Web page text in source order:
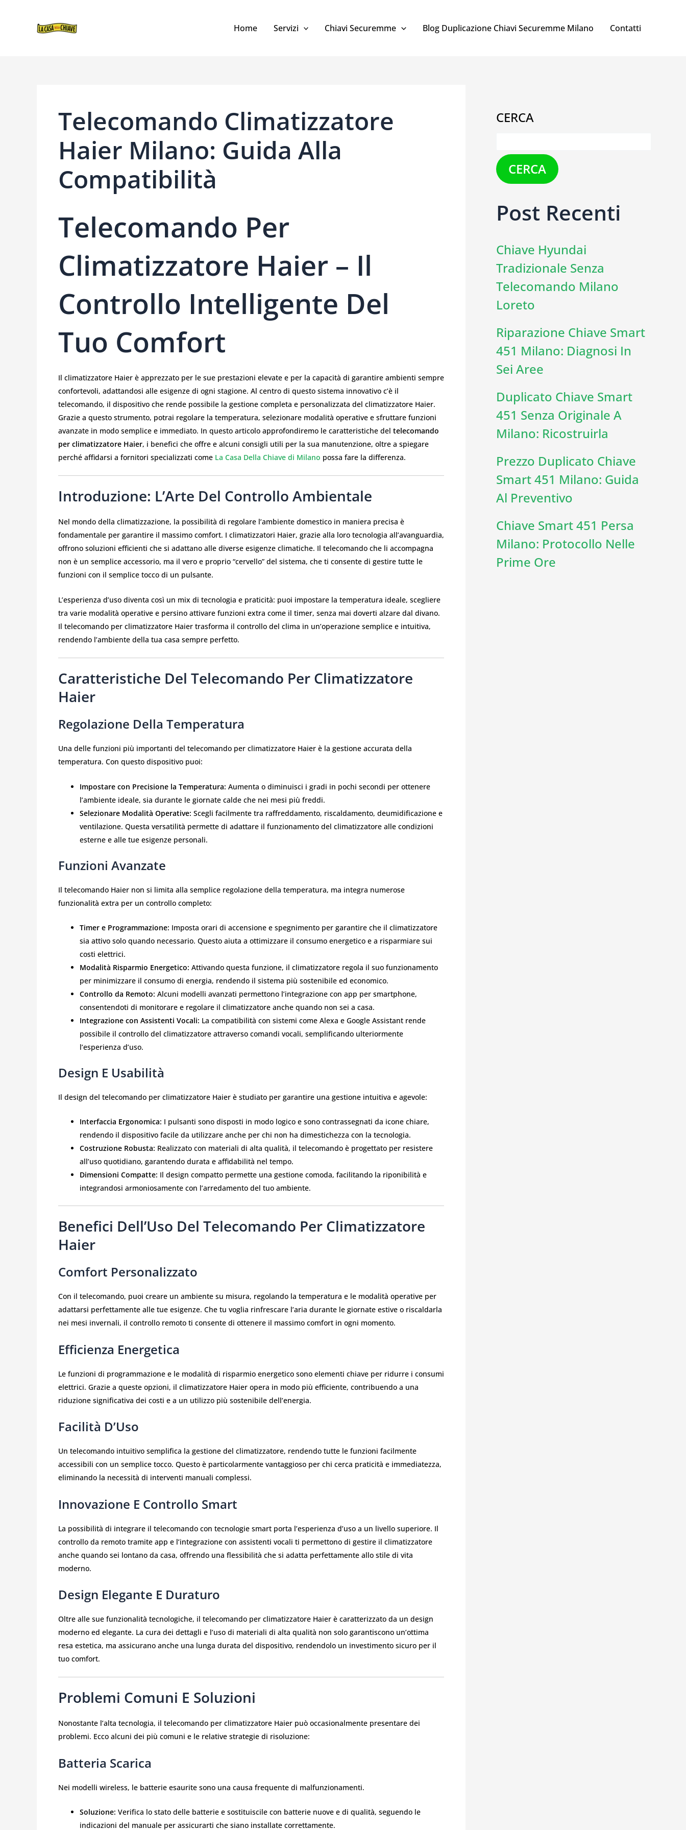
CONTENUTO
Home Servizi Chiavi Securemme Blog Duplicazione Chiavi Securemme Milano Contatti
Telecomando Climatizzatore
Haier Milano: Guida Alla
Compatibilità
Telecomando Per
Climatizzatore Haier – Il
Controllo Intelligente Del
Tuo Comfort
Il climatizzatore Haier è apprezzato per le sue prestazioni elevate e per la capacità di garantire ambienti sempre
confortevoli, adattandosi alle esigenze di ogni stagione. Al centro di questo sistema innovativo c’è il
telecomando, il dispositivo che rende possibile la gestione completa e personalizzata del climatizzatore Haier.
Grazie a questo strumento, potrai regolare la temperatura, selezionare modalità operative e sfruttare funzioni
avanzate in modo semplice e immediato. In questo articolo approfondiremo le caratteristiche del telecomando
per climatizzatore Haier, i benefici che offre e alcuni consigli utili per la sua manutenzione, oltre a spiegare
perché affidarsi a fornitori specializzati come La Casa Della Chiave di Milano possa fare la differenza.
Introduzione: L’Arte Del Controllo Ambientale
Nel mondo della climatizzazione, la possibilità di regolare l’ambiente domestico in maniera precisa è
fondamentale per garantire il massimo comfort. I climatizzatori Haier, grazie alla loro tecnologia all’avanguardia,
offrono soluzioni efficienti che si adattano alle diverse esigenze climatiche. Il telecomando che li accompagna
non è un semplice accessorio, ma il vero e proprio “cervello” del sistema, che ti consente di gestire tutte le
funzioni con il semplice tocco di un pulsante.
L’esperienza d’uso diventa così un mix di tecnologia e praticità: puoi impostare la temperatura ideale, scegliere
tra varie modalità operative e persino attivare funzioni extra come il timer, senza mai doverti alzare dal divano.
Il telecomando per climatizzatore Haier trasforma il controllo del clima in un’operazione semplice e intuitiva,
rendendo l’ambiente della tua casa sempre perfetto.
Caratteristiche Del Telecomando Per Climatizzatore
Haier
Regolazione Della Temperatura
Una delle funzioni più importanti del telecomando per climatizzatore Haier è la gestione accurata della
temperatura. Con questo dispositivo puoi:
Impostare con Precisione la Temperatura: Aumenta o diminuisci i gradi in pochi secondi per ottenere
l’ambiente ideale, sia durante le giornate calde che nei mesi più freddi.
Selezionare Modalità Operative: Scegli facilmente tra raffreddamento, riscaldamento, deumidificazione e
ventilazione. Questa versatilità permette di adattare il funzionamento del climatizzatore alle condizioni
esterne e alle tue esigenze personali.
Funzioni Avanzate
Il telecomando Haier non si limita alla semplice regolazione della temperatura, ma integra numerose
funzionalità extra per un controllo completo:
Timer e Programmazione: Imposta orari di accensione e spegnimento per garantire che il climatizzatore
sia attivo solo quando necessario. Questo aiuta a ottimizzare il consumo energetico e a risparmiare sui
costi elettrici.
Modalità Risparmio Energetico: Attivando questa funzione, il climatizzatore regola il suo funzionamento
per minimizzare il consumo di energia, rendendo il sistema più sostenibile ed economico.
Controllo da Remoto: Alcuni modelli avanzati permettono l’integrazione con app per smartphone,
consentendoti di monitorare e regolare il climatizzatore anche quando non sei a casa.
Integrazione con Assistenti Vocali: La compatibilità con sistemi come Alexa e Google Assistant rende
possibile il controllo del climatizzatore attraverso comandi vocali, semplificando ulteriormente
l’esperienza d’uso.
Design E Usabilità
Il design del telecomando per climatizzatore Haier è studiato per garantire una gestione intuitiva e agevole:
Interfaccia Ergonomica: I pulsanti sono disposti in modo logico e sono contrassegnati da icone chiare,
rendendo il dispositivo facile da utilizzare anche per chi non ha dimestichezza con la tecnologia.
Costruzione Robusta: Realizzato con materiali di alta qualità, il telecomando è progettato per resistere
all’uso quotidiano, garantendo durata e affidabilità nel tempo.
Dimensioni Compatte: Il design compatto permette una gestione comoda, facilitando la riponibilità e
integrandosi armoniosamente con l’arredamento del tuo ambiente.
Benefici Dell’Uso Del Telecomando Per Climatizzatore
Haier
Comfort Personalizzato
Con il telecomando, puoi creare un ambiente su misura, regolando la temperatura e le modalità operative per
adattarsi perfettamente alle tue esigenze. Che tu voglia rinfrescare l’aria durante le giornate estive o riscaldarla
nei mesi invernali, il controllo remoto ti consente di ottenere il massimo comfort in ogni momento.
Efficienza Energetica
Le funzioni di programmazione e le modalità di risparmio energetico sono elementi chiave per ridurre i consumi
elettrici. Grazie a queste opzioni, il climatizzatore Haier opera in modo più efficiente, contribuendo a una
riduzione significativa dei costi e a un utilizzo più sostenibile dell’energia.
Facilità D’Uso
Un telecomando intuitivo semplifica la gestione del climatizzatore, rendendo tutte le funzioni facilmente
accessibili con un semplice tocco. Questo è particolarmente vantaggioso per chi cerca praticità e immediatezza,
eliminando la necessità di interventi manuali complessi.
Innovazione E Controllo Smart
La possibilità di integrare il telecomando con tecnologie smart porta l’esperienza d’uso a un livello superiore. Il
controllo da remoto tramite app e l’integrazione con assistenti vocali ti permettono di gestire il climatizzatore
anche quando sei lontano da casa, offrendo una flessibilità che si adatta perfettamente allo stile di vita
moderno.
Design Elegante E Duraturo
Oltre alle sue funzionalità tecnologiche, il telecomando per climatizzatore Haier è caratterizzato da un design
moderno ed elegante. La cura dei dettagli e l’uso di materiali di alta qualità non solo garantiscono un’ottima
resa estetica, ma assicurano anche una lunga durata del dispositivo, rendendolo un investimento sicuro per il
tuo comfort.
Problemi Comuni E Soluzioni
Nonostante l’alta tecnologia, il telecomando per climatizzatore Haier può occasionalmente presentare dei
problemi. Ecco alcuni dei più comuni e le relative strategie di risoluzione:
Batteria Scarica
Nei modelli wireless, le batterie esaurite sono una causa frequente di malfunzionamenti.
Soluzione: Verifica lo stato delle batterie e sostituiscile con batterie nuove e di qualità, seguendo le
indicazioni del manuale per assicurarti che siano installate correttamente.
CERCA
CERCA
Post Recenti
Chiave Hyundai
Tradizionale Senza
Telecomando Milano
Loreto
Riparazione Chiave Smart
451 Milano: Diagnosi In
Sei Aree
Duplicato Chiave Smart
451 Senza Originale A
Milano: Ricostruirla
Prezzo Duplicato Chiave
Smart 451 Milano: Guida
Al Preventivo
Chiave Smart 451 Persa
Milano: Protocollo Nelle
Prime Ore